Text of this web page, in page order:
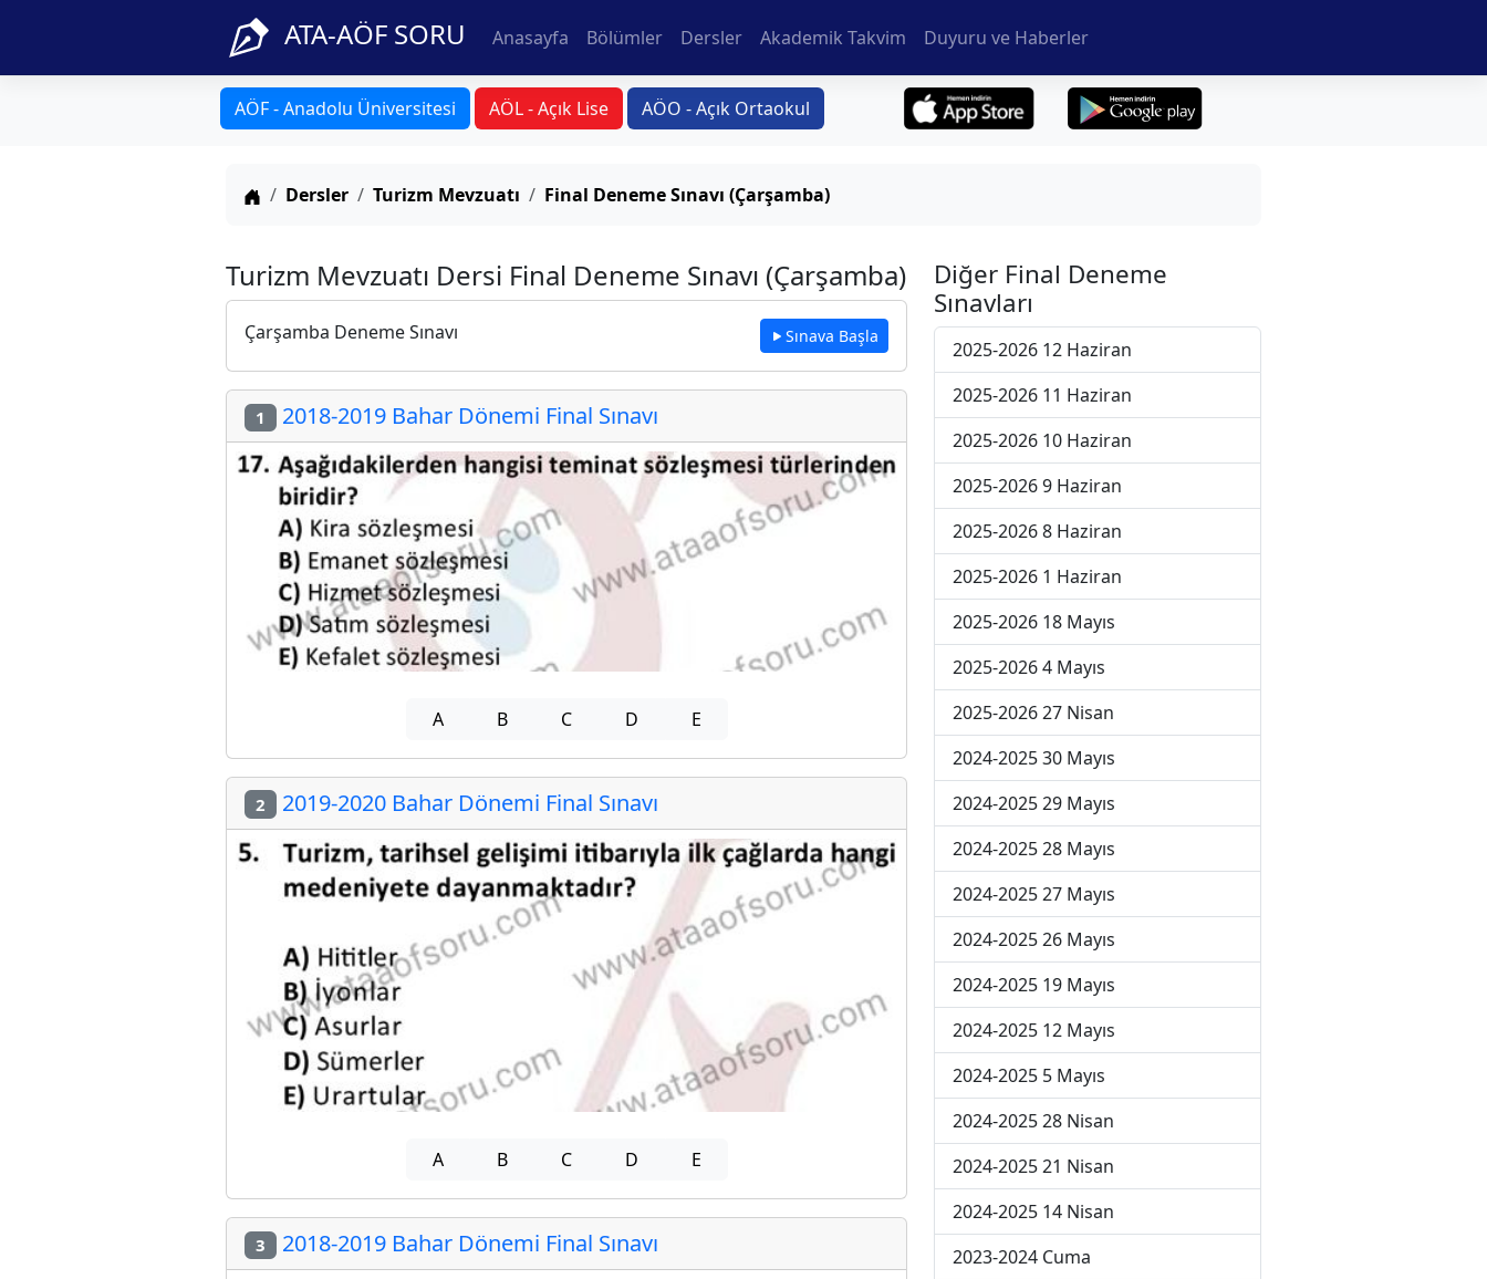
ATA-AÖF SORU Anasayfa Bölümler Dersler Akademik Takvim Duyuru ve Haberler
AÖF - Anadolu Üniversitesi AÖL - Açık Lise AÖO - Açık Ortaokul
Anasayfa
Dersler Turizm Mevzuatı Final Deneme Sınavı (Çarşamba)
Turizm Mevzuatı Dersi Final Deneme Sınavı (Çarşamba)
Çarşamba Deneme Sınavı Sınava Başla
1 2018-2019 Bahar Dönemi Final Sınavı
A B C D E
2 2019-2020 Bahar Dönemi Final Sınavı
A B C D E
3 2018-2019 Bahar Dönemi Final Sınavı
Diğer Final Deneme
Sınavları
2025-2026 12 Haziran
2025-2026 11 Haziran
2025-2026 10 Haziran
2025-2026 9 Haziran
2025-2026 8 Haziran
2025-2026 1 Haziran
2025-2026 18 Mayıs
2025-2026 4 Mayıs
2025-2026 27 Nisan
2024-2025 30 Mayıs
2024-2025 29 Mayıs
2024-2025 28 Mayıs
2024-2025 27 Mayıs
2024-2025 26 Mayıs
2024-2025 19 Mayıs
2024-2025 12 Mayıs
2024-2025 5 Mayıs
2024-2025 28 Nisan
2024-2025 21 Nisan
2024-2025 14 Nisan
2023-2024 Cuma